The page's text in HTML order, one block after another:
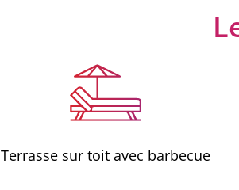
Terrasse sur toit avec barbecue